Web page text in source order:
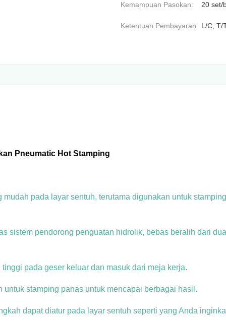
Kemampuan Pasokan: 20 set/
Ketentuan Pembayaran: L/C, T/
Pneumatic Hot Stamping
pada layar sentuh, terutama digunakan untuk
sistem pendorong penguatan hidrolik, bebas beralih dari
pada geser keluar dan masuk dari meja kerja.
stamping panas untuk mencapai berbagai hasil.
dapat diatur pada layar sentuh seperti yang Anda